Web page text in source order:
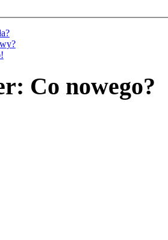
Co nowego?